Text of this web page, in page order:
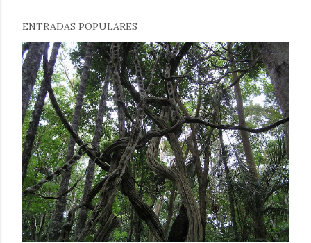
ENTRADAS POPULARES